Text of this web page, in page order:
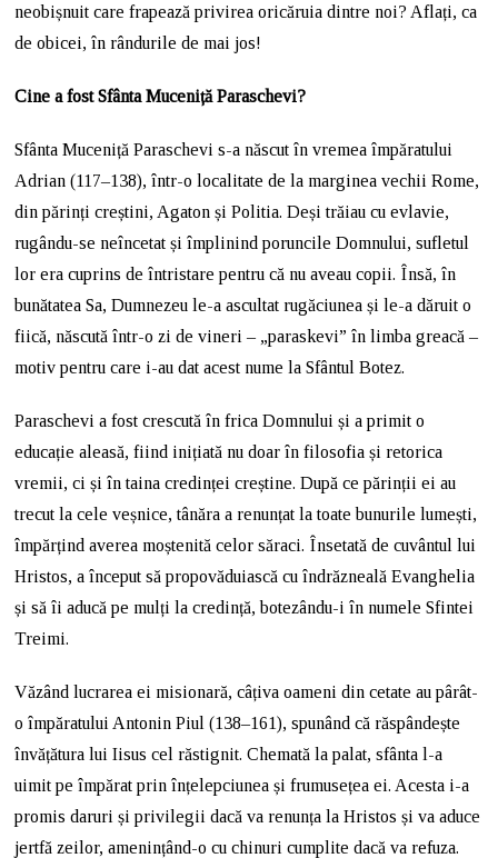
neobișnuit care frapează privirea oricăruia dintre noi? Aflați, ca
de obicei, în rândurile de mai jos!
Cine a fostSfânta Muceniță Paraschevi?
Sfânta Muceniță Paraschevi s-a născut în vremea împăratului
Adrian (117–138), într-o localitate de la marginea vechii Rome,
din părinți creștini, Agaton și Politia. Deși trăiau cu evlavie,
rugându-se neîncetat și împlinind poruncile Domnului, sufletul
lor era cuprins de întristare pentru că nu aveau copii. Însă, în
bunătatea Sa, Dumnezeu le-a ascultat rugăciunea și le-a dăruit o
fiică, născută într-o zi de vineri – „paraskevi” în limba greacă –
motiv pentru care i-au dat acest nume la Sfântul Botez.
Paraschevi a fost crescută în frica Domnului și a primit o
educație aleasă, fiind inițiată nu doar în filosofia și retorica
vremii, ci și în taina credinței creștine. După ce părinții ei au
trecut la cele veșnice, tânăra a renunțat la toate bunurile lumești,
împărțind averea moștenită celor săraci. Însetată de cuvântul lui
Hristos, a început să propovăduiască cu îndrăzneală Evanghelia
și să îi aducă pe mulți la credință, botezându-i în numele Sfintei
Treimi.
Văzând lucrarea ei misionară, câțiva oameni din cetate au pârât-
o împăratului Antonin Piul (138–161), spunând că răspândește
învățătura lui Iisus cel răstignit. Chemată la palat, sfânta l-a
uimit pe împărat prin înțelepciunea și frumusețea ei. Acesta i-a
promis daruri și privilegii dacă va renunța la Hristos și va aduce
jertfă zeilor, amenințând-o cu chinuri cumplite dacă va refuza.